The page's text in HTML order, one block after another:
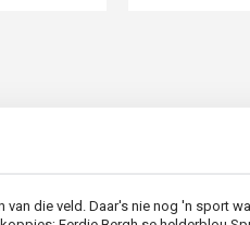
die veld. Daar's nie nog 'n sport